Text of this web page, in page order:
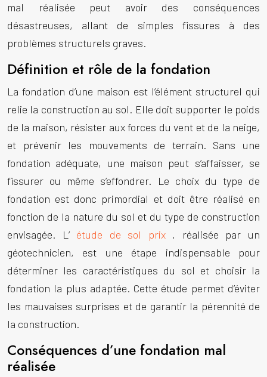
mal réalisée peut avoir des conséquences
désastreuses, allant de simples fissures à des
problèmes structurels graves.
Définition et rôle de la fondation
La fondation d’une maison est l’élément structurel qui
relie la construction au sol. Elle doit supporter le poids
de la maison, résister aux forces du vent et de la neige,
et prévenir les mouvements de terrain. Sans une
fondation adéquate, une maison peut s’affaisser, se
fissurer ou même s’effondrer. Le choix du type de
fondation est donc primordial et doit être réalisé en
fonction de la nature du sol et du type de construction
envisagée. L’ étude de sol prix , réalisée par un
géotechnicien, est une étape indispensable pour
déterminer les caractéristiques du sol et choisir la
fondation la plus adaptée. Cette étude permet d’éviter
les mauvaises surprises et de garantir la pérennité de
la construction.
Conséquences d’une fondation mal
réalisée